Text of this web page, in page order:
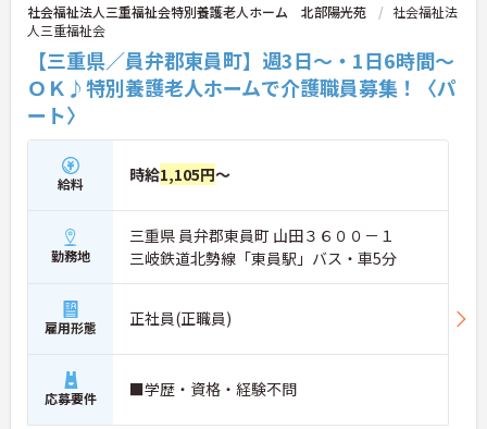
社会福祉法人三重福祉会特別養護老人ホーム 北部陽光苑
社会福祉法
人三重福祉会
【三重県／員弁郡東員町】週3日～・1日6時間～
ＯＫ♪特別養護老人ホームで介護職員募集！〈パ
ート〉
給料 時給1,105円～
勤務地
三重県 員弁郡東員町 山田３６００－１
三岐鉄道北勢線「東員駅」バス・車5分
雇用形態 正社員(正職員)
応募要件 ■学歴・資格・経験不問